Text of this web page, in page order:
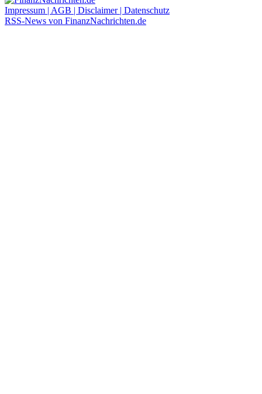
Impressum | AGB | Disclaimer | Datenschutz
RSS-News von FinanzNachrichten.de